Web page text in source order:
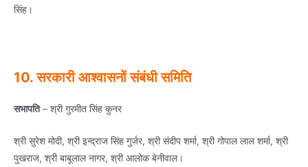
सिंह।
10. सरकारी आश्‍वासनों संबंधी समिति
सभापति– श्री गुरमीत सिंह कुनर
श्री सुरेश मोदी, श्री इन्‍द्राज सिंह गुर्जर, श्री संदीप शर्मा, श्री गोपाल लाल शर्मा, श्री
पुखराज, श्री बाबूलाल नागर, श्री आलोक बेनीवाल।